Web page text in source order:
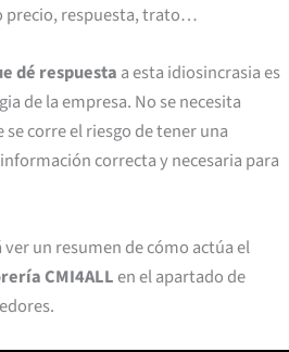
precio, respuesta, trato…
dé respuesta a esta idiosincrasia es
de la empresa. No se necesita
corre el riesgo de tener una
correcta y necesaria para
un resumen de cómo actúa el
CMI4ALLen el apartado de